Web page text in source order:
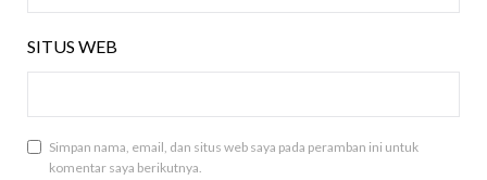
SITUS WEB
Simpan nama, email, dan situs web saya pada peramban ini untuk
komentar saya berikutnya.